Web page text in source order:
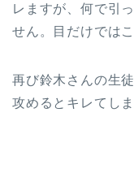
レますが、何で引
せん。目だけでは
再び鈴木さんの生
攻めるとキレてし